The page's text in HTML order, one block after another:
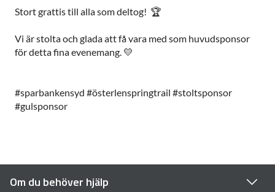
Stort grattis till alla som deltog! 🏆
Vi är stolta och glada att få vara med som huvudsponsor
för detta fina evenemang. 💛
#sparbankensyd #österlenspringtrail #stoltsponsor
#gulsponsor
Om du behöver hjälp